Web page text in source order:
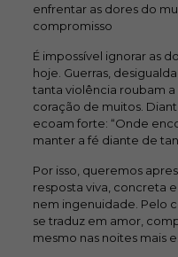
enfrentar as dores do
compromisso
É impossível ignorar as
hoje. Guerras,
tanta violência roubam
coração de muitos.
ecoam forte: “Onde
manter a fé diante de
Por isso, queremos
resposta viva, concreta
nem ingenuidade. Pelo
se traduz em amor,
mesmo nas noites mais